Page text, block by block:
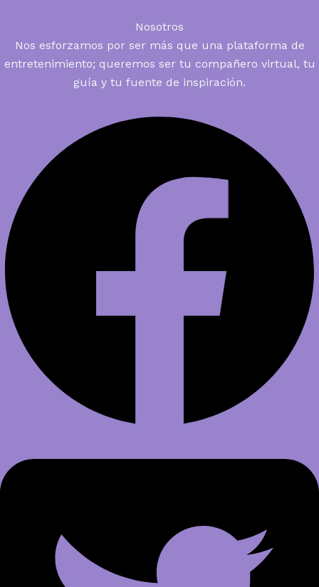
Nosotros
Nos esforzamos por ser más que una plataforma de
entretenimiento; queremos ser tu compañero virtual, tu
guía y tu fuente de inspiración.